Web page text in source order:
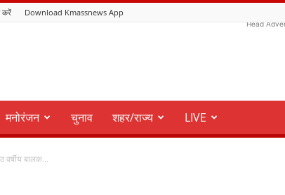
करें Download Kmassnews App
Head
मनोरंजन चुनाव शहर/राज्य LIVE
बालक...